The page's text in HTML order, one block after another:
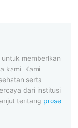
memberikan
kami. Kami
serta
dari institusi
tentang prose